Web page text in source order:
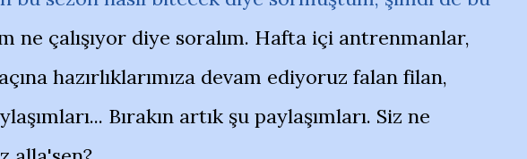
ne çalışıyor diye soralım. Hafta içi antrenmanlar,
hazırlıklarımıza devam ediyoruz falan filan,
Bırakın artık şu paylaşımları. Siz ne